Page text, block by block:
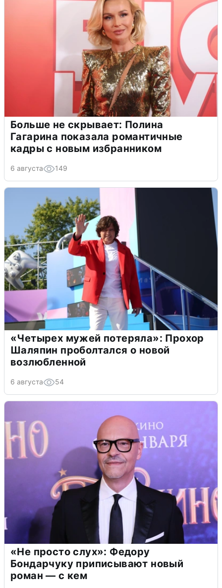
Больше не скрывает: Полина
Гагарина показала романтичные
кадры с новым избранником
6 августа 149
«Четырех мужей потеряла»: Прохор
Шаляпин проболтался о новой
возлюбленной
6 августа 54
«Не просто слух»: Федору
Бондарчуку приписывают новый
роман — с кем